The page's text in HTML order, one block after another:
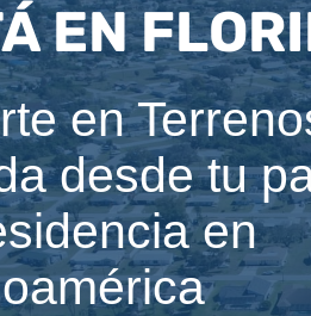
EN
en
desde tu
en